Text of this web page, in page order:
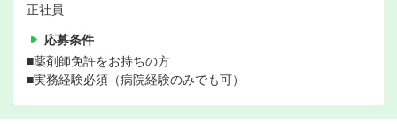
正社員
応募条件
■薬剤師免許をお持ちの方
■実務経験必須（病院経験のみでも可）